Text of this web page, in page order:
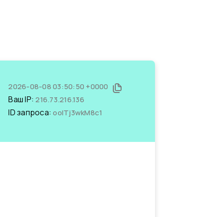
2026-08-08 03:50:50 +0000
Ваш IP:216.73.216.136
ID запроса:ooITj3wkM8c1